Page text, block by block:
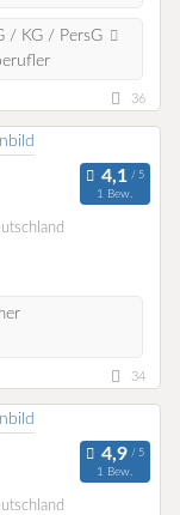
/ KG / PersG
36
1 Bew.
34
1 Bew.